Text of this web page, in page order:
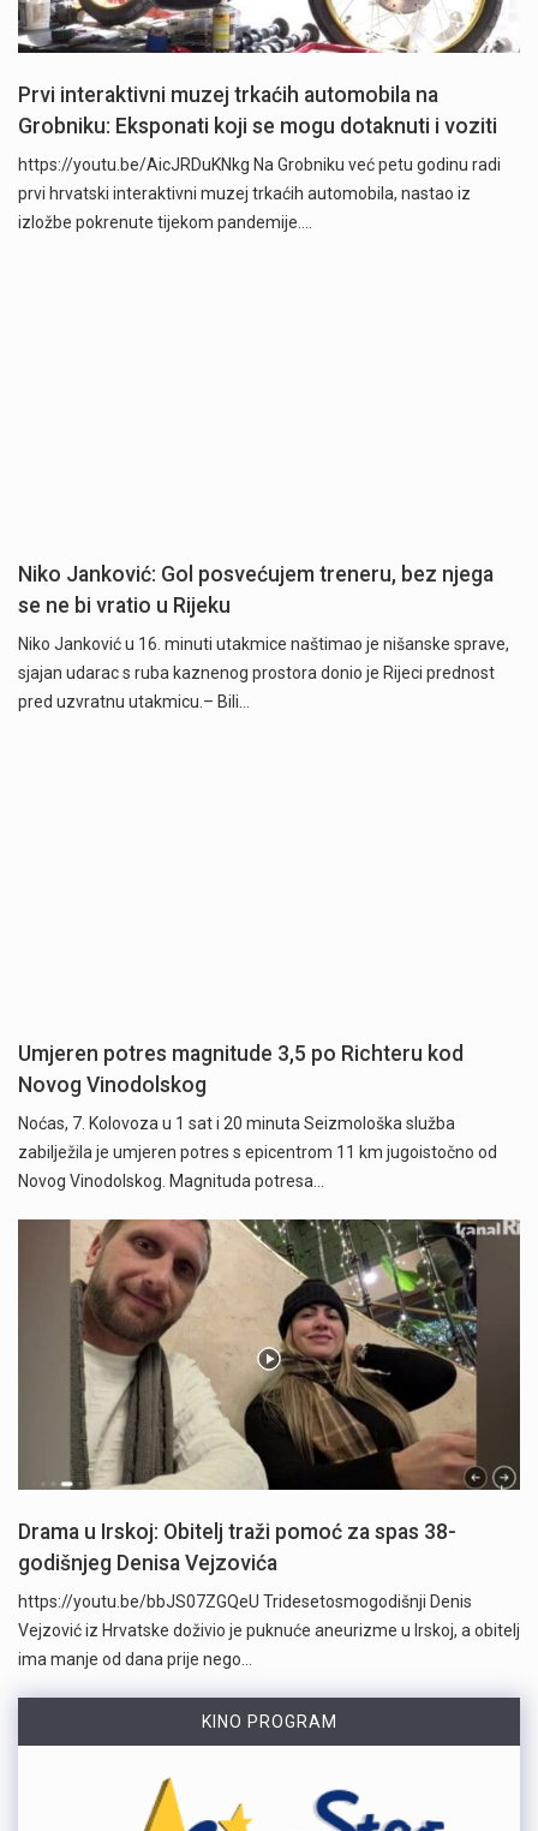
Prvi interaktivni muzej trkaćih automobila na
Grobniku: Eksponati koji se mogu dotaknuti i voziti
https://youtu.be/AicJRDuKNkg Na Grobniku već petu godinu radi
prvi hrvatski interaktivni muzej trkaćih automobila, nastao iz
izložbe pokrenute tijekom pandemije.…
Niko Janković: Gol posvećujem treneru, bez njega
se ne bi vratio u Rijeku
Niko Janković u 16. minuti utakmice naštimao je nišanske sprave,
sjajan udarac s ruba kaznenog prostora donio je Rijeci prednost
pred uzvratnu utakmicu.– Bili…
Umjeren potres magnitude 3,5 po Richteru kod
Novog Vinodolskog
Noćas, 7. Kolovoza u 1 sat i 20 minuta Seizmološka služba
zabilježila je umjeren potres s epicentrom 11 km jugoistočno od
Novog Vinodolskog. Magnituda potresa…
Drama u Irskoj: Obitelj traži pomoć za spas 38-
godišnjeg Denisa Vejzovića
https://youtu.be/bbJS07ZGQeU Tridesetosmogodišnji Denis
Vejzović iz Hrvatske doživio je puknuće aneurizme u Irskoj, a obitelj
ima manje od dana prije nego…
KINO PROGRAM